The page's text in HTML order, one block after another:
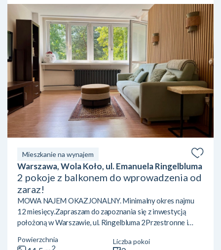
Mieszkanie na wynajem
Warszawa, Wola Koło, ul. Emanuela Ringelbluma
2 pokoje z balkonem do wprowadzenia od
zaraz!
MOWA NAJEM OKAZJONALNY. Minimalny okres najmu
12 miesięcy.Zapraszam do zapoznania się z inwestycją
położoną w Warszawie, ul. Ringelbluma 2Przestronne i
potencjałem i bardzo dobrej lokalizacji. 1 piętro w 3
Powierzchnia
2
Liczba pokoi